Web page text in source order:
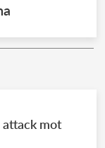
attack mot